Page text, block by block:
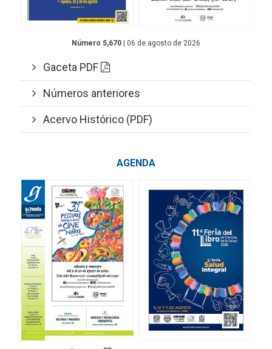
Número 5,670 | 06 de agosto de 2026
Gaceta PDF
Números anteriores
Acervo Histórico (PDF)
AGENDA